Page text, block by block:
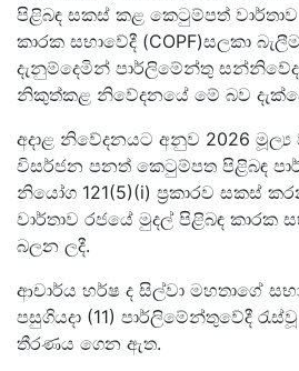
පිළිබඳ සකස් කළ කෙටුම්පත්
කාරක සභාවේදී (COPF)සලකා
දැනුම්දෙමින් පාර්ලිමේන්තු
නිකුත්කළ නිවේදනයේ මේ බව
අදාළ නිවේදනයට අනුව 2026 මූල්‍ය
විසර්ජන පනත් කෙටුම්පත පිළිබඳ
නියෝග 121(5)(i) ප්‍රකාරව සකස්
වාර්තාව රජයේ මුදල් පිළිබඳ කාරක
බලන ලදී.
ආචාර්ය හර්ෂ ද සිල්වා මහතාගේ
පසුගියදා (11) පාර්ලිමේන්තුවේදී
තීරණය ගෙන ඇත.